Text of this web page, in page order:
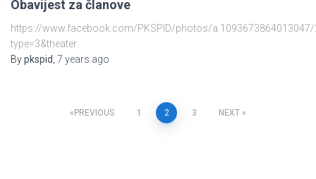
Obavijest za članove
https://www.facebook.com/PKSPID/photos/
type=3&theater
Bypkspid 7 years ago
PREVIOUS 1 2 3 NEXT